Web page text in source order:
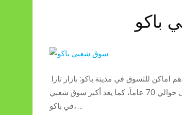
باكو
منتصف الطريق بين شارع نظامي ومحطة مترو 28 مايو، ويعود تاريخ هذا البازار إلى حوالي 70 عاماً، كما يعد أكبر سوق شعبي
في باكو، …